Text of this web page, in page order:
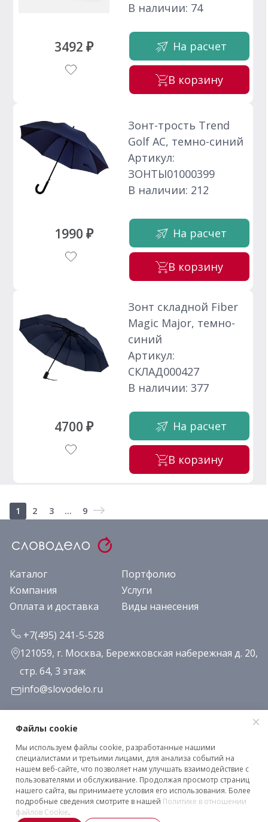
3492 ₽
В наличии: 74
На расчет
В корзину
1990 ₽
Зонт-трость Trend
Golf AC, темно-синий
Артикул:
ЗОНТЫ01000399
В наличии: 212
На расчет
В корзину
4700 ₽
Зонт складной Fiber
Magic Major, темно-
синий
Артикул:
СКЛАД000427
В наличии: 377
На расчет
В корзину
1 2 3 ... 9
Каталог
Портфолио
Компания
Услуги
Оплата и доставка
Виды нанесения
+7(495) 241-5-528
121059, г. Москва, Бережковская набережная д. 20,
стр. 64, 3 этаж
info@slovodelo.ru
Заказать звонок
Подписаться на рассылку
Клиентское соглашение
Политика конфиденциальности
Файлы cookie
Мы используем файлы cookie, разработанные нашими
специалистами и третьими лицами, для анализа событий на
нашем веб-сайте, что позволяет нам улучшать взаимодействие с
пользователями и обслуживание. Продолжая просмотр страниц
нашего сайта, вы принимаете условия его использования. Более
подробные сведения смотрите в нашей Политике в отношении
файлов Cookie.